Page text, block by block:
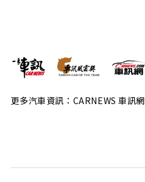
更多汽車資訊：CARNEWS 車訊網